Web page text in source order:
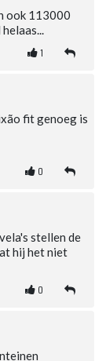
ook 113000
1
fit genoeg is
0
stellen de
hij het niet
0